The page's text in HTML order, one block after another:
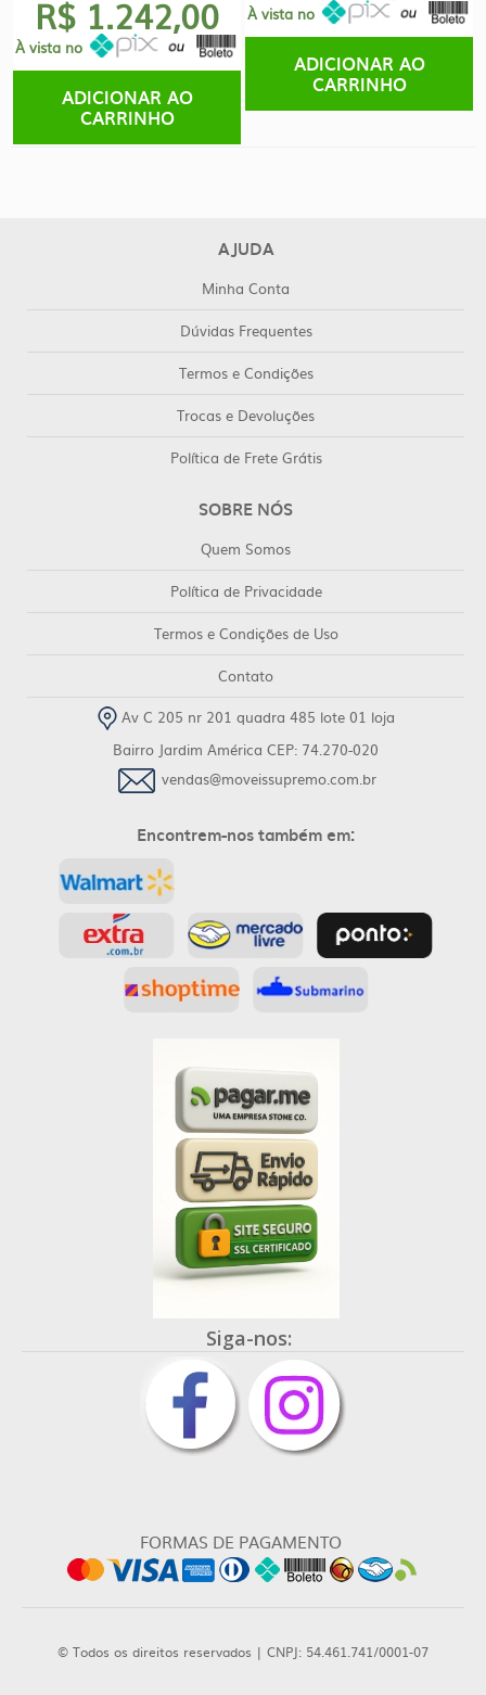
R$ 1.242,00
À vista no
ADICIONAR AO
CARRINHO
À vista no
ADICIONAR AO
CARRINHO
AJUDA
Minha Conta
Dúvidas Frequentes
Termos e Condições
Trocas e Devoluções
Política de Frete Grátis
SOBRE NÓS
Quem Somos
Política de Privacidade
Termos e Condições de Uso
Contato
Av C 205 nr 201 quadra 485 lote 01 loja
Bairro Jardim América CEP: 74.270-020
vendas@moveissupremo.com.br
Encontrem-nos também em:
Siga-nos:
FORMAS DE PAGAMENTO
© Todos os direitos reservados | CNPJ: 54.461.741/0001-07